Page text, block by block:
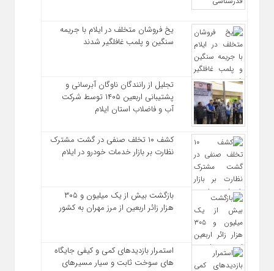
یخ‌ فروشان متخلف در ایلام با جریمه
سنگین و پلمب غافلگیر شدند
تجلیل از رانندگان ناوگان آبرسانی و
پشتیبانی اربعین ۱۴۰۵ توسط شرکت
آب و فاضلاب استان ایلام
کشف ۱۰ تخلف صنفی در گشت مشترک
نظارت بر بازار خدمات خودرو در ایلام
بازگشت بیش از یک میلیون و ۳۰۵
هزار زائر اربعین از مرز مهران به کشور
استمرار بازدیدهای کمی و کیفی جایگاه‌
های سوخت ثابت و سیار مسیرهای